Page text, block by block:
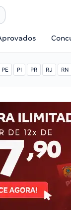
PE PI PR RJ RN